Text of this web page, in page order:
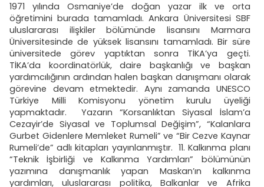
1971 yılında Osmaniye’de doğan yazar ilk ve orta
öğretimini burada tamamladı. Ankara Üniversitesi SBF
uluslararası ilişkiler bölümünde lisansını Marmara
Üniversitesinde de yüksek lisansını tamamladı. Bir süre
üniversitede görev yaptıktan sonra TİKA’ya geçti.
TİKA’da koordinatörlük, daire başkanlığı ve başkan
yardımcılığının ardından halen başkan danışmanı olarak
görevine devam etmektedir. Aynı zamanda UNESCO
Türkiye Milli Komisyonu yönetim kurulu üyeliği
yapmaktadır. Yazarın “Korsanlıktan Siyasal İslam’a
Cezayir’de Siyasal ve Toplumsal Değişim”, “Kalanlara
Gurbet Gidenlere Memleket Rumeli” ve “Bir Cezve Kaynar
Rumeli’de” adlı kitapları yayınlanmıştır. 11. Kalkınma planı
“Teknik İşbirliği ve Kalkınma Yardımları” bölümünün
yazımına danışmanlık yapan Maskan’ın kalkınma
yardımları, uluslararası politika, Balkanlar ve Afrika